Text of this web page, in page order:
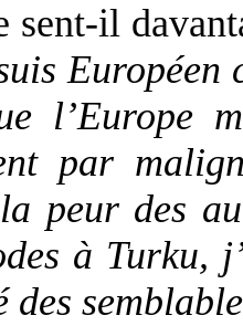
sent-il
Européen
l’Europe
par
peur des
à Turku,
des